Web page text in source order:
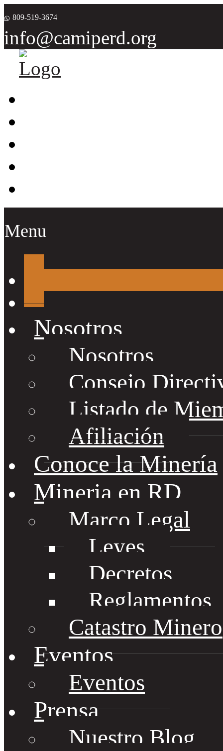
809-519-3674
info@camiperd.org
Menu
Nosotros
Nosotros
Consejo
Listado de
Afiliación
Conoce la Minería
Mineria en RD
Marco Legal
Leyes
Decretos
Reglamentos
Catastro Minero
Eventos
Eventos
Prensa
Nuestro Blog